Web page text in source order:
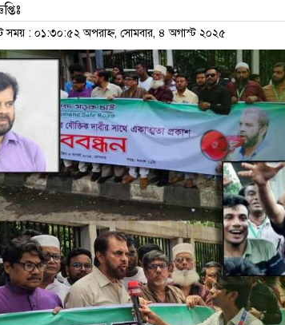
: ০১:৩০:৫২ অপরাহ্ন, সোমবার, ৪ অগাস্ট ২০২৫